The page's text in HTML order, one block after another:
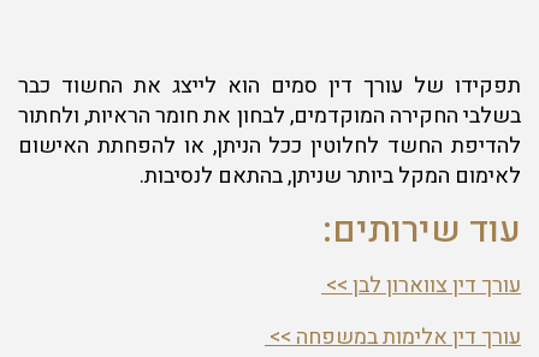
תפקידו של עורך דין סמים הוא לייצג את החשוד כבר
בשלבי החקירה המוקדמים, לבחון את חומר הראיות, ולחתור
להדיפת החשד לחלוטין ככל הניתן, או להפחתת האישום
לאימום המקל ביותר שניתן, בהתאם לנסיבות.
עוד שירותים:
עורך דין צווארון לבן >>
עורך דין אלימות במשפחה >>